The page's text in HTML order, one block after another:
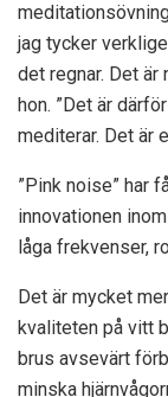
jag tycker
det regnar. Det
hon. ”Det är
mediterar. Det är
”Pink noise” har
innovationen
låga frekvenser,
Det är mycket
kvaliteten på vitt
brus avsevärt
minska